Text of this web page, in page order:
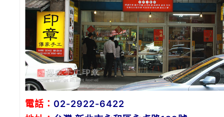
電話： 02-2922-6422